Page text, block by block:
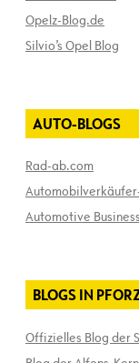
Opelz-Blog.de
Silvio’s Opel Blog
AUTO-BLOGS
Rad-ab.com
Automotive
BLOGS IN
Offizielles Blog der